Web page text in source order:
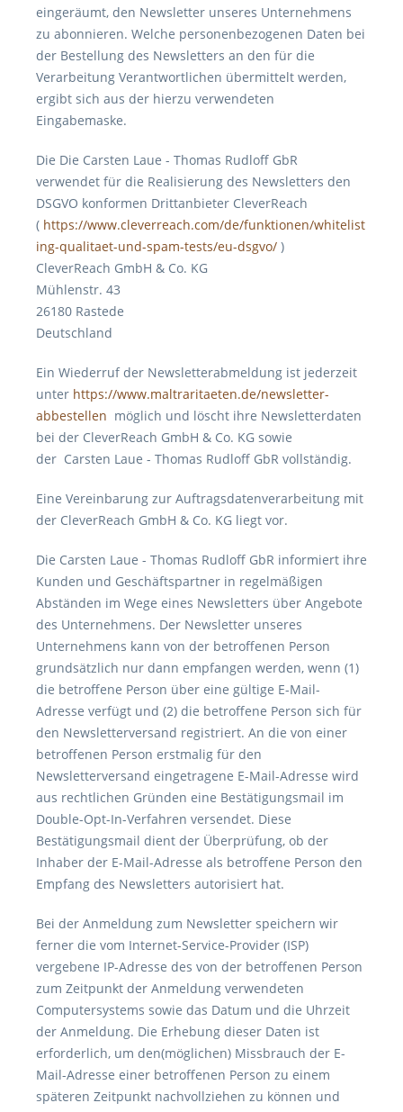
eingeräumt, den Newsletter unseres Unternehmens
zu abonnieren. Welche personenbezogenen Daten bei
der Bestellung des Newsletters an den für die
Verarbeitung Verantwortlichen übermittelt werden,
ergibt sich aus der hierzu verwendeten
Eingabemaske.
Die Die Carsten Laue - Thomas Rudloff GbR
verwendet für die Realisierung des Newsletters den
DSGVO konformen Drittanbieter CleverReach
( https://www.cleverreach.com/de/funktionen/whitelist
ing-qualitaet-und-spam-tests/eu-dsgvo/ )
CleverReach GmbH & Co. KG
Mühlenstr. 43
26180 Rastede
Deutschland
Ein Wiederruf der Newsletterabmeldung ist jederzeit
unter https://www.maltraritaeten.de/newsletter-
abbestellen möglich und löscht ihre Newsletterdaten
bei der CleverReach GmbH & Co. KG sowie
der Carsten Laue - Thomas Rudloff GbR vollständig.
Eine Vereinbarung zur Auftragsdatenverarbeitung mit
der CleverReach GmbH & Co. KG liegt vor.
Die Carsten Laue - Thomas Rudloff GbR informiert ihre
Kunden und Geschäftspartner in regelmäßigen
Abständen im Wege eines Newsletters über Angebote
des Unternehmens. Der Newsletter unseres
Unternehmens kann von der betroffenen Person
grundsätzlich nur dann empfangen werden, wenn (1)
die betroffene Person über eine gültige E-Mail-
Adresse verfügt und (2) die betroffene Person sich für
den Newsletterversand registriert. An die von einer
betroffenen Person erstmalig für den
Newsletterversand eingetragene E-Mail-Adresse wird
aus rechtlichen Gründen eine Bestätigungsmail im
Double-Opt-In-Verfahren versendet. Diese
Bestätigungsmail dient der Überprüfung, ob der
Inhaber der E-Mail-Adresse als betroffene Person den
Empfang des Newsletters autorisiert hat.
Bei der Anmeldung zum Newsletter speichern wir
ferner die vom Internet-Service-Provider (ISP)
vergebene IP-Adresse des von der betroffenen Person
zum Zeitpunkt der Anmeldung verwendeten
Computersystems sowie das Datum und die Uhrzeit
der Anmeldung. Die Erhebung dieser Daten ist
erforderlich, um den(möglichen) Missbrauch der E-
Mail-Adresse einer betroffenen Person zu einem
späteren Zeitpunkt nachvollziehen zu können und